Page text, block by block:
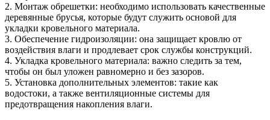
2. Монтаж обрешетки: необходимо использовать качественные
деревянные брусья, которые будут служить основой для
укладки кровельного материала.
3. Обеспечение гидроизоляции: она защищает кровлю от
воздействия влаги и продлевает срок службы конструкций.
4. Укладка кровельного материала: важно следить за тем,
чтобы он был уложен равномерно и без зазоров.
5. Установка дополнительных элементов: такие как
водостоки, а также вентиляционные системы для
предотвращения накопления влаги.